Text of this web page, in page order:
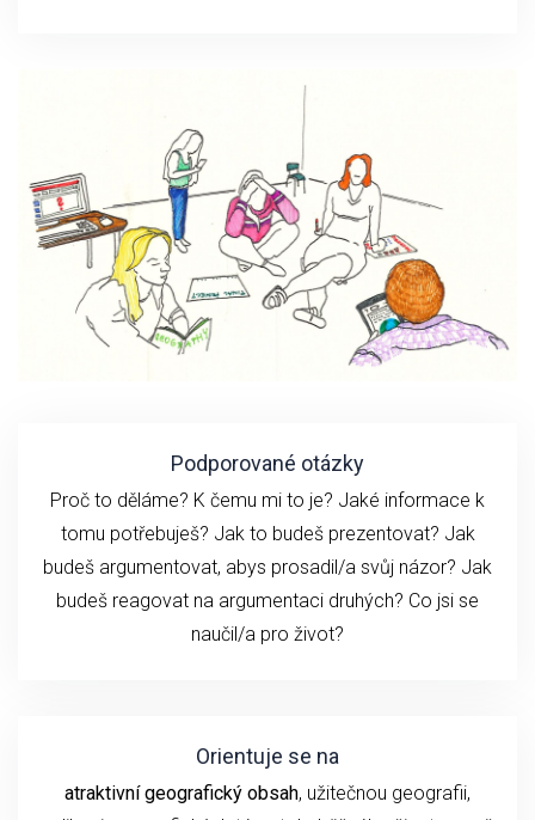
Podporované otázky
Proč to děláme? K čemu mi to je? Jaké informace k
tomu potřebuješ? Jak to budeš prezentovat? Jak
budeš argumentovat, abys prosadil/a svůj názor? Jak
budeš reagovat na argumentaci druhých? Co jsi se
naučil/a pro život?
Orientuje se na
atraktivní geografický obsah, užitečnou geografii,